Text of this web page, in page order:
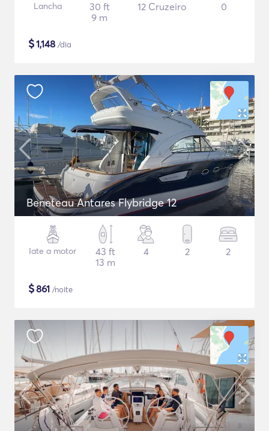
Lancha
30 ft
9 m
12 Cruzeiro 0
$1,148 /dia
Beneteau Antares Flybridge 12
Iate a motor
43 ft
13 m
4 2 2
$861 /noite